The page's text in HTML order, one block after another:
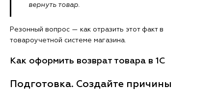
вернуть товар.
Резонный вопрос — как отразить этот факт в
товароучетной системе магазина.
Как оформить возврат товара в 1С
Подготовка. Создайте причины